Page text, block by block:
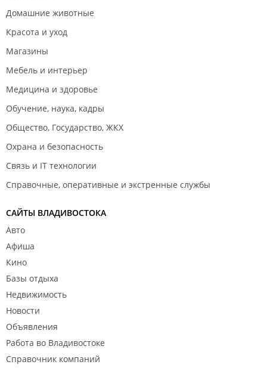
Домашние животные
Красота и уход
Магазины
Мебель и интерьер
Медицина и здоровье
Обучение, наука, кадры
Общество, Государство, ЖКХ
Охрана и безопасность
Связь и IT технологии
Справочные, оперативные и экстренные службы
САЙТЫ ВЛАДИВОСТОКА
Авто
Афиша
Кино
Базы отдыха
Недвижимость
Новости
Объявления
Работа во Владивостоке
Справочник компаний